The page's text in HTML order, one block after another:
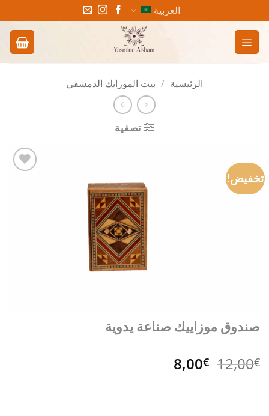
للمحتوى
العربية
الرئيسية / بيت الموزايك الدمشقي
تصفية
تخفيض!
صندوق موزاييك صناعة يدوية
12,00€ السعر
الأصلي
8,00€